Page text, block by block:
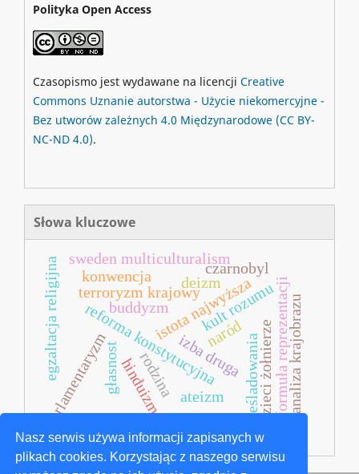
Nasz serwis używa informacji zapisanych w
plikach cookies. Korzystając z naszego serwisu
Polityka Open Access
Czasopismo jest wydawane na licencji Creative
Commons Uznanie autorstwa - Użycie niekomercyjne -
Bez utworów zależnych 4.0 Międzynarodowe (CC BY-
NC-ND 4.0).
Słowa kluczowe
rodzina
reforma konstytucyjna
istota najwyższa
kult rozumuformuła reprezentacji
izba druga
parlamentaryzm prześladowania
hinduizm
buddyzm
terroryzm krajowy
czarnobyl
konwencja deizm
głasnost
sweden multiculturalism
egzaltacja religijna
ateizm dzieci żołnierze
naród analiza krajobrazu